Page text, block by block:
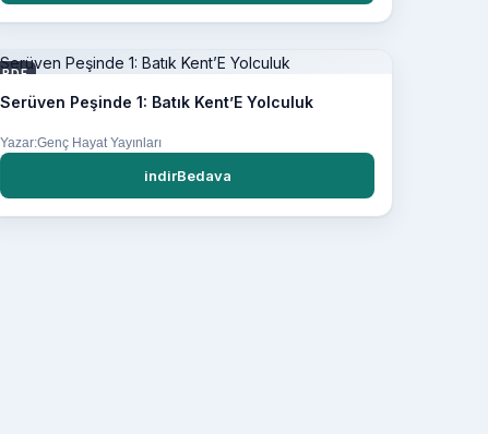
PDF
Serüven Peşinde 1: Batık Kent’E Yolculuk
Yazar:Genç Hayat Yayınları
indirBedava